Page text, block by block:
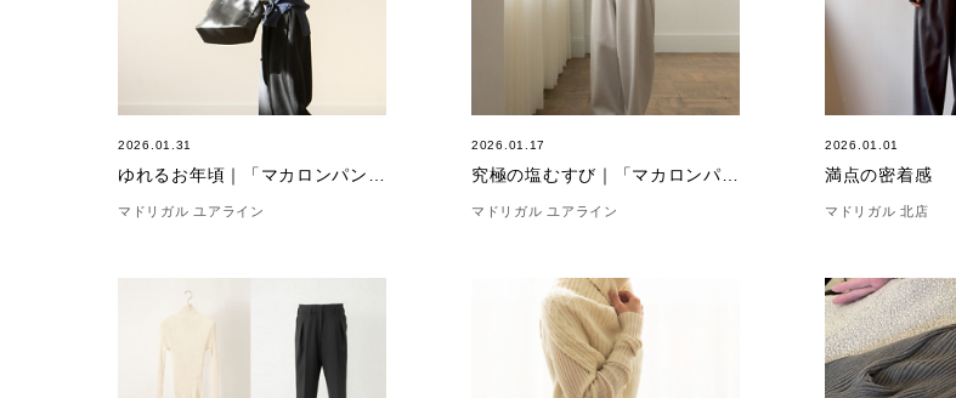
2026.01.31
マドリガル ユアライン
2026.01.17
マドリガル ユアライン
2026.01.01
満点の密着感
マドリガル 北店